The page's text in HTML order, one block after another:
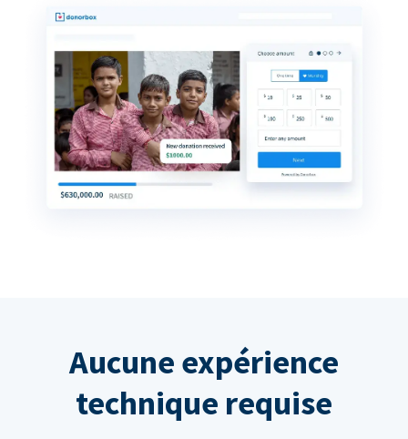
Aucune expérience
technique requise